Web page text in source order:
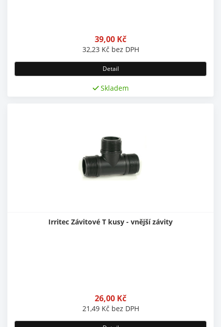
39,00 Kč
32,23 Kč bez DPH
Detail
Skladem
Irritec Závitové T kusy - vnější závity
26,00 Kč
21,49 Kč bez DPH